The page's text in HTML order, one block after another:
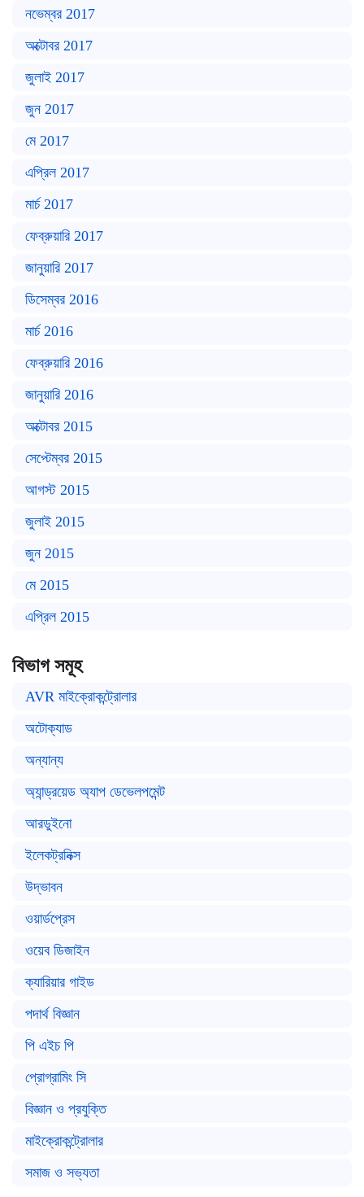
নভেম্বর 2017
অক্টোবর 2017
জুলাই 2017
জুন 2017
মে 2017
এপ্রিল 2017
মার্চ 2017
ফেব্রুয়ারি 2017
জানুয়ারি 2017
ডিসেম্বর 2016
মার্চ 2016
ফেব্রুয়ারি 2016
জানুয়ারি 2016
অক্টোবর 2015
সেপ্টেম্বর 2015
আগস্ট 2015
জুলাই 2015
জুন 2015
মে 2015
এপ্রিল 2015
বিভাগ সমূহ
AVR মাইক্রোকন্ট্রোলার
অটোক্যাড
অন্যান্য
অ্যান্ড্রয়েড অ্যাপ ডেভেলপমেন্ট
আরডুইনো
ইলেকট্রনিক্স
উদ্ভাবন
ওয়ার্ডপ্রেস
ওয়েব ডিজাইন
ক্যারিয়ার গাইড
পদার্থ বিজ্ঞান
পি এইচ পি
প্রোগ্রামিং সি
বিজ্ঞান ও প্রযুক্তি
মাইক্রোকন্ট্রোলার
সমাজ ও সভ্যতা